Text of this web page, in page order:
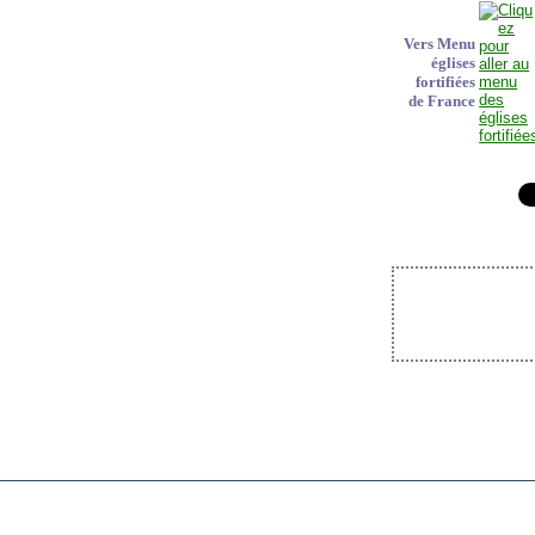
Vers Menu
églises
fortifiées
de France